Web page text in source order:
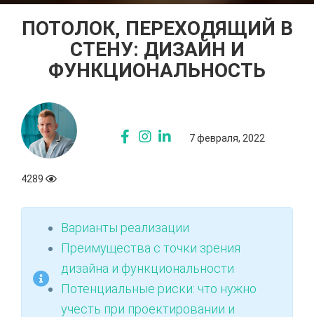
ПОТОЛОК, ПЕРЕХОДЯЩИЙ В
СТЕНУ: ДИЗАЙН И
ФУНКЦИОНАЛЬНОСТЬ
7 февраля, 2022
4289
Варианты реализации
Преимущества с точки зрения
дизайна и функциональности
Потенциальные риски: что нужно
учесть при проектировании и